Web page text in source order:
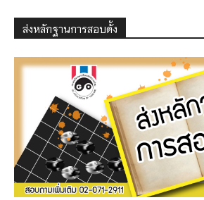
ส่งหลักฐานการสอบดั้ง